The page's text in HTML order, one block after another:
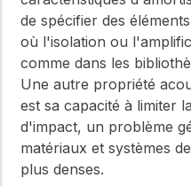
de spécifier des
où l'isolation ou
comme dans les
Une autre propriété
est sa capacité à limiter
d'impact, un problème
matériaux et systèmes
plus denses.